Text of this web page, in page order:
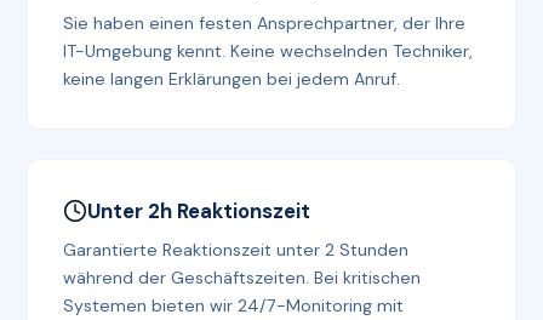
Sie haben einen festen Ansprechpartner, der Ihre
IT-Umgebung kennt. Keine wechselnden Techniker,
keine langen Erklärungen bei jedem Anruf.
Unter 2h Reaktionszeit
Garantierte Reaktionszeit unter 2 Stunden
während der Geschäftszeiten. Bei kritischen
Systemen bieten wir 24/7-Monitoring mit